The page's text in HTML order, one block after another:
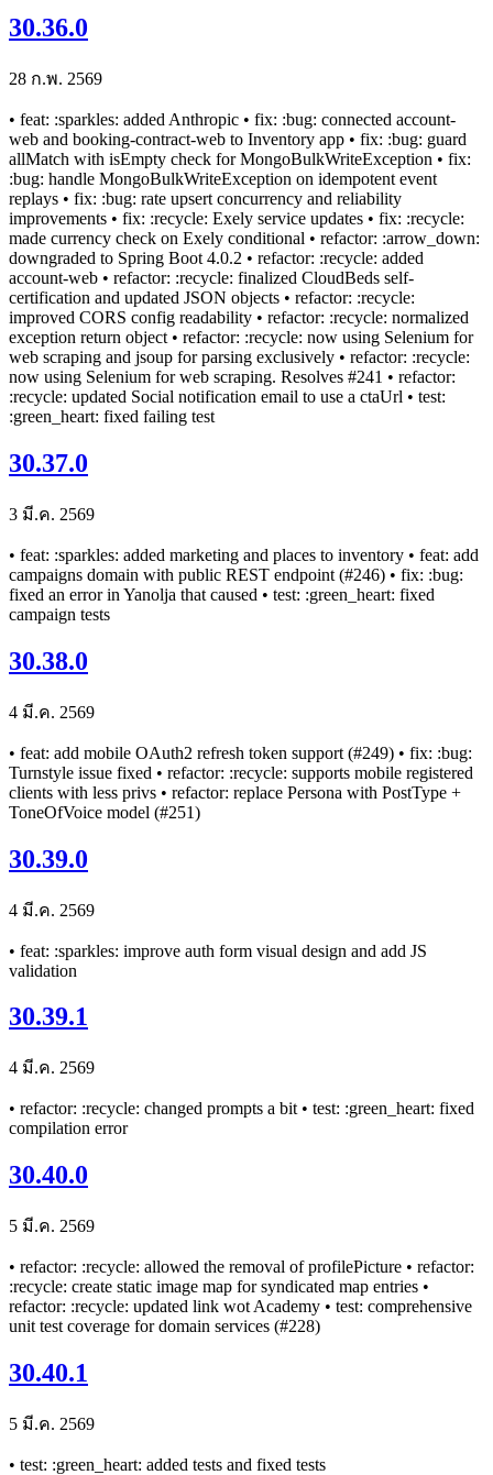
30.36.0
28 ก.พ. 2569
• feat: :sparkles: added Anthropic • fix: :bug: connected account-
web and booking-contract-web to Inventory app • fix: :bug: guard
allMatch with isEmpty check for MongoBulkWriteException • fix:
:bug: handle MongoBulkWriteException on idempotent event
replays • fix: :bug: rate upsert concurrency and reliability
improvements • fix: :recycle: Exely service updates • fix: :recycle:
made currency check on Exely conditional • refactor: :arrow_down:
downgraded to Spring Boot 4.0.2 • refactor: :recycle: added
account-web • refactor: :recycle: finalized CloudBeds self-
certification and updated JSON objects • refactor: :recycle:
improved CORS config readability • refactor: :recycle: normalized
exception return object • refactor: :recycle: now using Selenium for
web scraping and jsoup for parsing exclusively • refactor: :recycle:
now using Selenium for web scraping. Resolves #241 • refactor:
:recycle: updated Social notification email to use a ctaUrl • test:
:green_heart: fixed failing test
30.37.0
3 มี.ค. 2569
• feat: :sparkles: added marketing and places to inventory • feat: add
campaigns domain with public REST endpoint (#246) • fix: :bug:
fixed an error in Yanolja that caused • test: :green_heart: fixed
campaign tests
30.38.0
4 มี.ค. 2569
• feat: add mobile OAuth2 refresh token support (#249) • fix: :bug:
Turnstyle issue fixed • refactor: :recycle: supports mobile registered
clients with less privs • refactor: replace Persona with PostType +
ToneOfVoice model (#251)
30.39.0
4 มี.ค. 2569
• feat: :sparkles: improve auth form visual design and add JS
validation
30.39.1
4 มี.ค. 2569
• refactor: :recycle: changed prompts a bit • test: :green_heart: fixed
compilation error
30.40.0
5 มี.ค. 2569
• refactor: :recycle: allowed the removal of profilePicture • refactor:
:recycle: create static image map for syndicated map entries •
refactor: :recycle: updated link wot Academy • test: comprehensive
unit test coverage for domain services (#228)
30.40.1
5 มี.ค. 2569
• test: :green_heart: added tests and fixed tests